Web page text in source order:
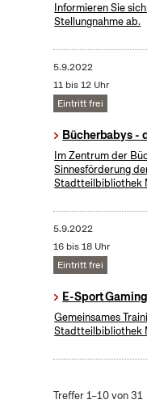
Informieren Sie
Stellungnahme ab.
5.9.2022
11 bis 12 Uhr
Eintritt frei
Bücherbabys -
Im Zentrum der
Sinnesförderung
Stadtteilbibliothek
5.9.2022
16 bis 18 Uhr
Eintritt frei
E-Sport Gaming
Gemeinsames
Stadtteilbibliothek
Treffer 1–10 von 31